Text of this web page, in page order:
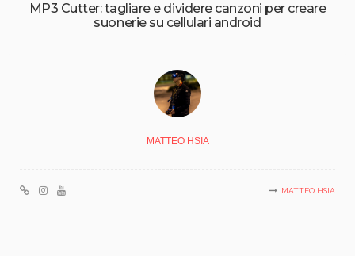
MP3 Cutter: tagliare e dividere canzoni per creare
suonerie su cellulari android
MATTEO HSIA
MATTEO HSIA